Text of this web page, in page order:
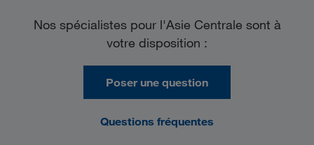
Nos spécialistes pour l'Asie Centrale sont à
votre disposition :
Poser une question
Questions fréquentes